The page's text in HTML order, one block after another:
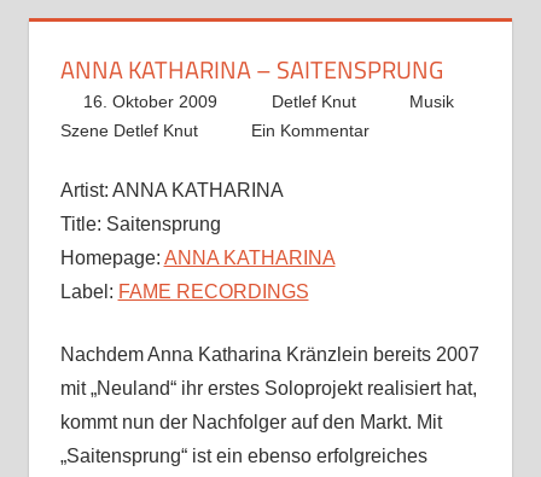
ANNA KATHARINA – SAITENSPRUNG
16. Oktober 2009 Detlef Knut
Musik
Szene Detlef Knut
Ein Kommentar
Artist: ANNA KATHARINA
Title: Saitensprung
Homepage: ANNA KATHARINA
Label: FAME RECORDINGS
Nachdem Anna Katharina Kränzlein bereits 2007
mit „Neuland“ ihr erstes Soloprojekt realisiert hat,
kommt nun der Nachfolger auf den Markt. Mit
„Saitensprung“ ist ein ebenso erfolgreiches